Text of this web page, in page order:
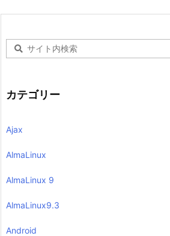
カテゴリー
Ajax
AlmaLinux
AlmaLinux 9
AlmaLinux9.3
Android